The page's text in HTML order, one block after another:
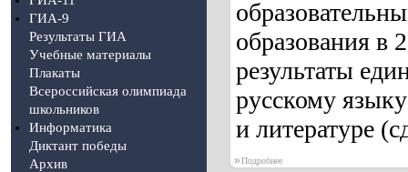
ГИА-9
Результаты ГИА
Учебные материалы
Плакаты
Всероссийская олимпиада
школьников
Информатика
Диктант победы
Архив
образования в
результаты
русскому
и литературе
»Подробнее